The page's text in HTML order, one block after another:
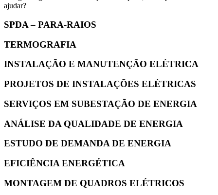
ajudar?
Go
SPDA
–
RAIOS
SPDA – PARA-RAIOS
Go
TERMOGRAFIA
TERMOGRAFIA
Go
INSTALAÇÃO
E
ELÉTRICA
INSTALAÇÃO E MANUTENÇÃO ELÉTRICA
Go
PROJETOS
DE
INSTALAÇÕES
ELÉTRICAS
PROJETOS DE INSTALAÇÕES ELÉTRICAS
SERVIÇOS EM SUBESTAÇÃO DE ENERGIA
ANÁLISE DA QUALIDADE DE ENERGIA
ESTUDO DE DEMANDA DE ENERGIA
EFICIÊNCIA ENERGÉTICA
MONTAGEM DE QUADROS ELÉTRICOS